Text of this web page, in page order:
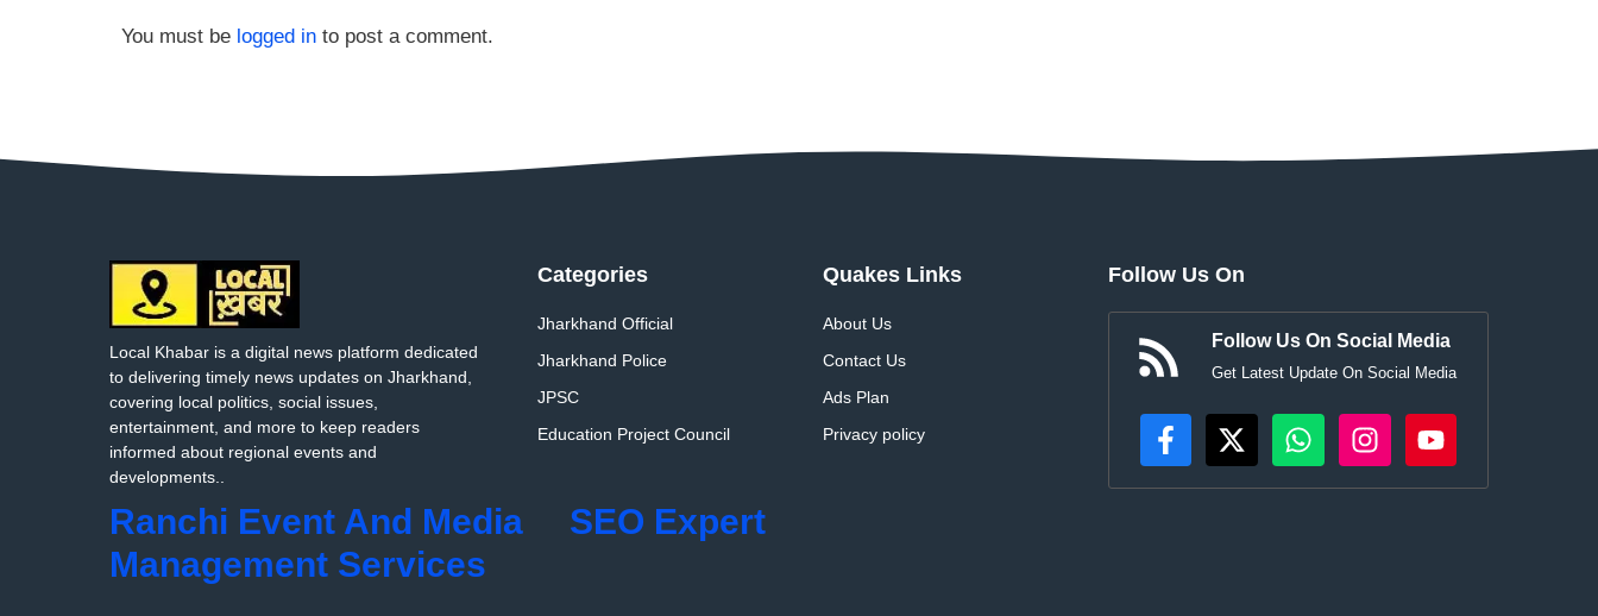
You must be logged in to post a comment.
Local Khabar is a digital news platform dedicated
to delivering timely news updates on Jharkhand,
covering local politics, social issues,
entertainment, and more to keep readers
informed about regional events and
developments..
Categories
Jharkhand Official
Jharkhand Police
JPSC
Education Project Council
Quakes Links
About Us
Contact Us
Ads Plan
Privacy policy
Follow Us On
Follow Us On Social Media
Get Latest Update On Social Media
Ranchi Event And Media
Management Services
SEO Expert